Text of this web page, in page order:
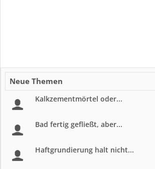
Neue Themen
Kalkzementmörtel oder...
Bad fertig gefließt, aber...
Haftgrundierung halt nicht...